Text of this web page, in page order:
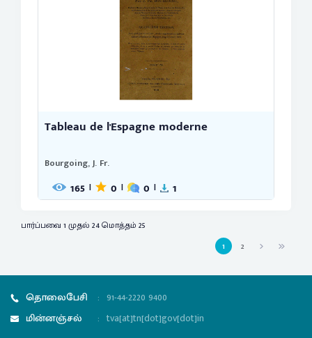
Tableau de l'Espagne moderne
Bourgoing, J. Fr.
165 | 0 | 0 | 1
பார்ப்பவை 1 முதல் 24 மொத்தம் 25
1
2
தொலைபேசி : 91-44-2220 9400
மின்னஞ்சல்
: tva[at]tn[dot]gov[dot]in